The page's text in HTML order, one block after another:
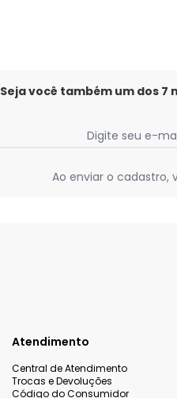
Seja você também um dos
Digite seu e-
Ao enviar o cadastro,
Atendimento
Central de Atendimento
Trocas e Devoluções
Código do Consumidor